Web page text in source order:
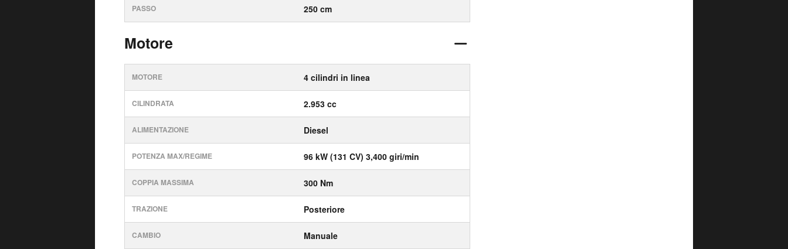
PASSO 250 cm
Motore
MOTORE 4 cilindri in linea
CILINDRATA 2.953 cc
ALIMENTAZIONE Diesel
POTENZA MAX/REGIME 96 kW (131 CV) 3,400 giri/min
COPPIA MASSIMA 300 Nm
TRAZIONE Posteriore
CAMBIO Manuale